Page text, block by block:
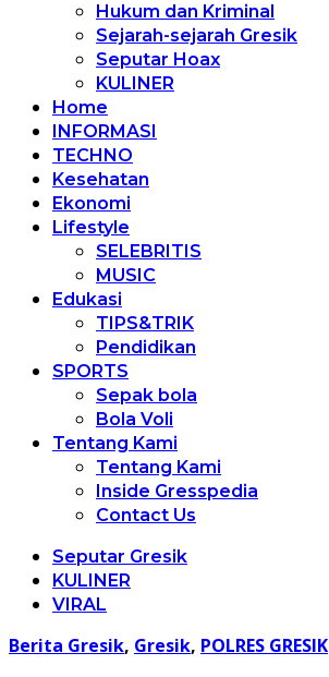
Hukum dan Kriminal
Sejarah-sejarah Gresik
Seputar Hoax
KULINER
Home
INFORMASI
TECHNO
Kesehatan
Ekonomi
Lifestyle
SELEBRITIS
MUSIC
Edukasi
TIPS&TRIK
Pendidikan
SPORTS
Sepak bola
Bola Voli
Tentang Kami
Tentang Kami
Inside Gresspedia
Contact Us
Seputar Gresik
KULINER
VIRAL
Berita Gresik, Gresik, POLRES GRESIK